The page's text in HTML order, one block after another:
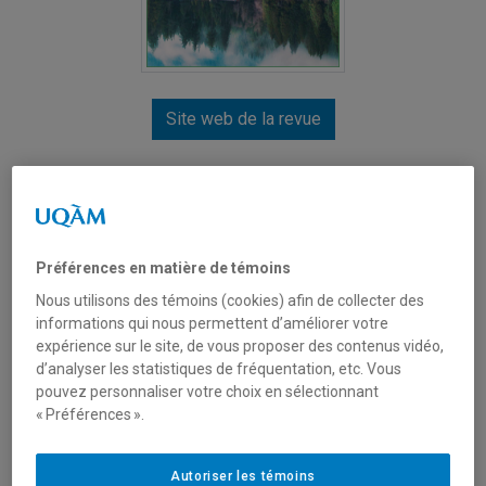
Site web de la revue
VERTIGO
La revue internationale en sciences de l'environnement
Depuis 2000
ISSN : 1492-8442 (numérique)
3 numéros par an
Description
Revue internationale et interdisciplinaire au croisement
Préférences en matière de témoins
Nous utilisons des témoins (cookies) afin de collecter des
informations qui nous permettent d’améliorer votre
expérience sur le site, de vous proposer des contenus vidéo,
d’analyser les statistiques de fréquentation, etc. Vous
pouvez personnaliser votre choix en sélectionnant
« Préférences ».
Autoriser les témoins